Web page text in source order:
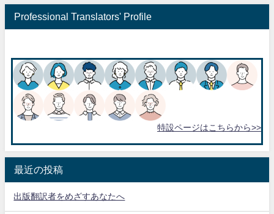
Professional Translators' Profile
特設ページはこちらから>>
最近の投稿
出版翻訳者をめざすあなたへ